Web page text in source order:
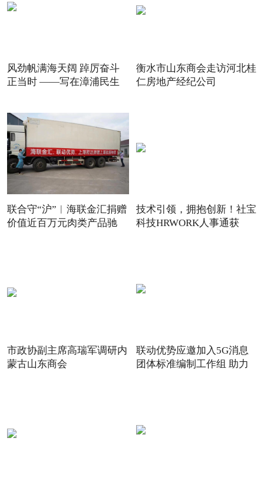
风劲帆满海天阔 踔厉奋斗
正当时 ——写在漳浦民生
衡水市山东商会走访河北桂
仁房地产经纪公司
联合守“沪”︱海联金汇捐赠
价值近百万元肉类产品驰
技术引领，拥抱创新！社宝
科技HRWORK人事通获
市政协副主席高瑞军调研内
蒙古山东商会
联动优势应邀加入5G消息
团体标准编制工作组 助力